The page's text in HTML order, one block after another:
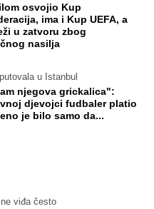
osvojio Kup
ima i Kup UEFA, a
u zatvoru zbog
nasilja
u Istanbul
njegova grickalica":
djevojci fudbaler platio
je bilo samo da...
viđa često